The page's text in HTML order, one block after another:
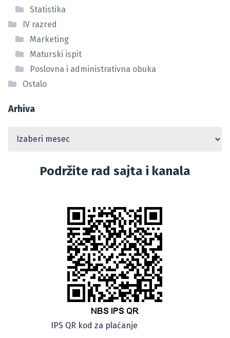
Statistika
IV razred
Marketing
Maturski ispit
Poslovna i administrativna obuka
Ostalo
Arhiva
Podržite rad sajta i kanala
IPS QR kod za plaćanje